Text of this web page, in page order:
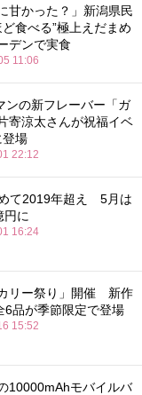
甘かった？」新潟県民
食べる”極上えだまめ
デンで実食
11:06
ンの新フレーバー「ガ
涼太さんが祝福イベ
登場
22:12
て2019年超え 5月は
円に
16:24
リー祭り」開催 新作
6品が季節限定で登場
15:52
10000mAhモバイルバ